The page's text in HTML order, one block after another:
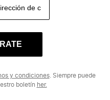
y condiciones. Siempre puede
boletín her.